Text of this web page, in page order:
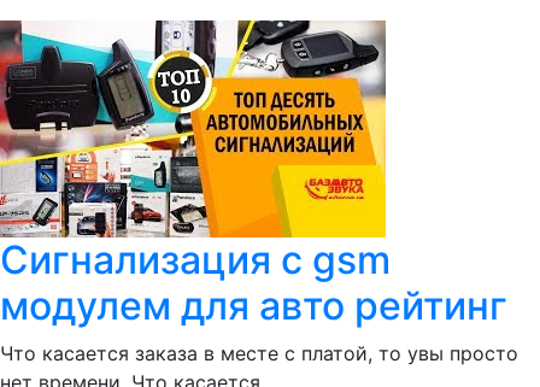
Сигнализация с gsm
модулем для авто рейтинг
Что касается заказа в месте с платой, то увы просто
нет времени. Что касается...